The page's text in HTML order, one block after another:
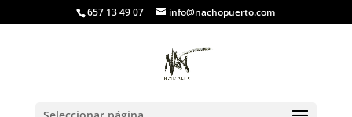
657 13 49 07 info@nachopuerto.com